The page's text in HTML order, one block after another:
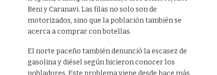
Beni y Caranavi. Las filas no solo son de
motorizados, sino que la población también se
acerca a comprar con botellas.
El norte paceño también denunció la escasez de
gasolina y diésel según hicieron conocer los
pobladores. Este problema viene desde hace más